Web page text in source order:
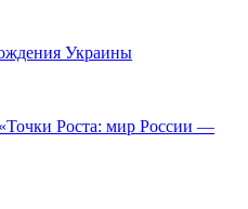
Украины
Роста: мир России —